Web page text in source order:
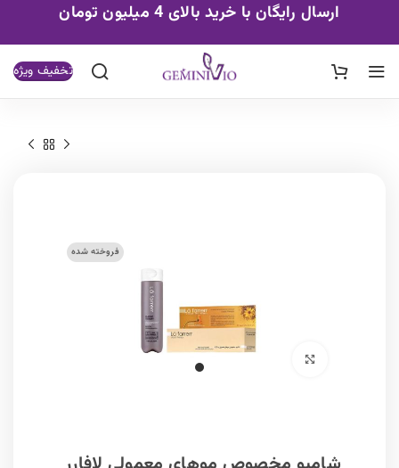
ارسال رایگان با خرید بالای 4 میلیون تومان
تخفیف ویژه
فروخته شده
برای بزرگنمایی کلیک کنید